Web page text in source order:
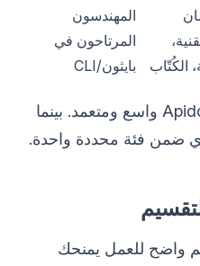
الكُتّاب
المهندسون
المرتاحون في
بايثون/CLI
يوضح الجدول الفارق جليًا. Apidog واسع ومتعمد. بينما
واضح للعمل يمنحك